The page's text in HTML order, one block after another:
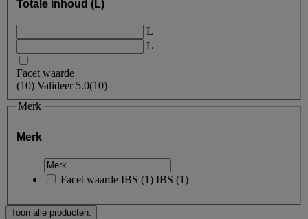
Totale inhoud (L)
L
L
Facet waarde
(10) Valideer 5.0(10)
Merk
Merk
Facet waarde IBS (1) IBS (1)
Toon alle producten.